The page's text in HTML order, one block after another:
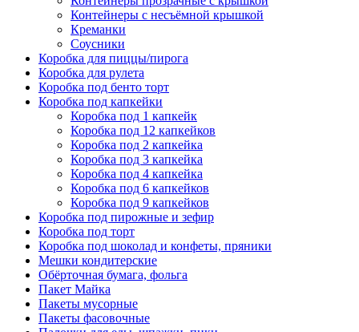
Контейнеры с несъёмной крышкой
Креманки
Соусники
Коробка для пиццы/пирога
Коробка для рулета
Коробка под бенто торт
Коробка под капкейки
Коробка под 1 капкейк
Коробка под 12 капкейков
Коробка под 2 капкейка
Коробка под 3 капкейка
Коробка под 4 капкейка
Коробка под 6 капкейков
Коробка под 9 капкейков
Коробка под пирожные и зефир
Коробка под торт
Коробка под шоколад и конфеты, пряники
Мешки кондитерские
Обёрточная бумага, фольга
Пакет Майка
Пакеты мусорные
Пакеты фасовочные